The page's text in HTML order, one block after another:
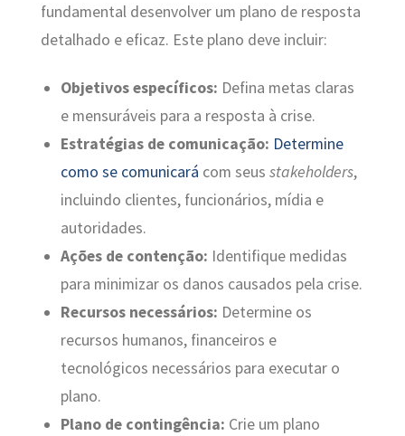
fundamental desenvolver um plano de resposta
detalhado e eficaz. Este plano deve incluir:
Objetivos específicos: Defina metas claras
e mensuráveis para a resposta à crise.
Estratégias de comunicação: Determine
como se comunicará com seusstakeholders,
incluindo clientes, funcionários, mídia e
autoridades.
Ações de contenção: Identifique medidas
para minimizar os danos causados pela crise.
Recursos necessários: Determine os
recursos humanos, financeiros e
tecnológicos necessários para executar o
plano.
Plano de contingência: Crie um plano